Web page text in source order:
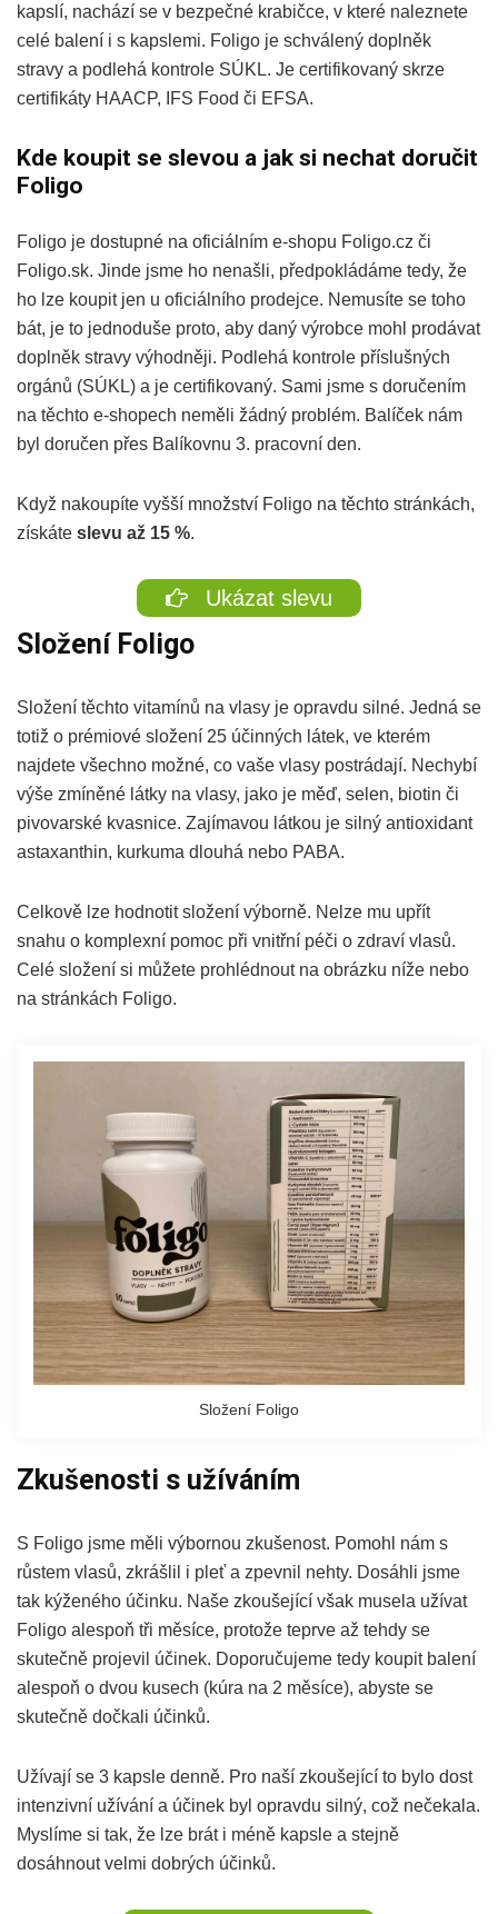
kapslí, nachází se v bezpečné krabičce, v které naleznete
celé balení i s kapslemi. Foligo je schválený doplněk
stravy a podlehá kontrole SÚKL. Je certifikovaný skrze
certifikáty HAACP, IFS Food či EFSA.
Kde koupit se slevou a jak si nechat doručit
Foligo
Foligo je dostupné na oficiálním e-shopu Foligo.cz či
Foligo.sk. Jinde jsme ho nenašli, předpokládáme tedy, že
ho lze koupit jen u oficiálního prodejce. Nemusíte se toho
bát, je to jednoduše proto, aby daný výrobce mohl prodávat
doplněk stravy výhodněji. Podlehá kontrole příslušných
orgánů (SÚKL) a je certifikovaný. Sami jsme s doručením
na těchto e-shopech neměli žádný problém. Balíček nám
byl doručen přes Balíkovnu 3. pracovní den.
Když nakoupíte vyšší množství Foligo na těchto stránkách,
získáte slevu až 15 %.
Ukázat slevu
Složení Foligo
Složení těchto vitamínů na vlasy je opravdu silné. Jedná se
totiž o prémiové složení 25 účinných látek, ve kterém
najdete všechno možné, co vaše vlasy postrádají. Nechybí
výše zmíněné látky na vlasy, jako je měď, selen, biotin či
pivovarské kvasnice. Zajímavou látkou je silný antioxidant
astaxanthin, kurkuma dlouhá nebo PABA.
Celkově lze hodnotit složení výborně. Nelze mu upřít
snahu o komplexní pomoc při vnitřní péči o zdraví vlasů.
Celé složení si můžete prohlédnout na obrázku níže nebo
na stránkách Foligo.
Složení Foligo
Zkušenosti s užíváním
S Foligo jsme měli výbornou zkušenost. Pomohl nám s
růstem vlasů, zkrášlil i pleť a zpevnil nehty. Dosáhli jsme
tak kýženého účinku. Naše zkoušející však musela užívat
Foligo alespoň tři měsíce, protože teprve až tehdy se
skutečně projevil účinek. Doporučujeme tedy koupit balení
alespoň o dvou kusech (kúra na 2 měsíce), abyste se
skutečně dočkali účinků.
Užívají se 3 kapsle denně. Pro naší zkoušející to bylo dost
intenzivní užívání a účinek byl opravdu silný, což nečekala.
Myslíme si tak, že lze brát i méně kapsle a stejně
dosáhnout velmi dobrých účinků.